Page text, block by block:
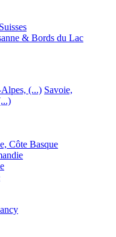
& Bords du Lac
Alpes, (...) Savoie,
Côte Basque